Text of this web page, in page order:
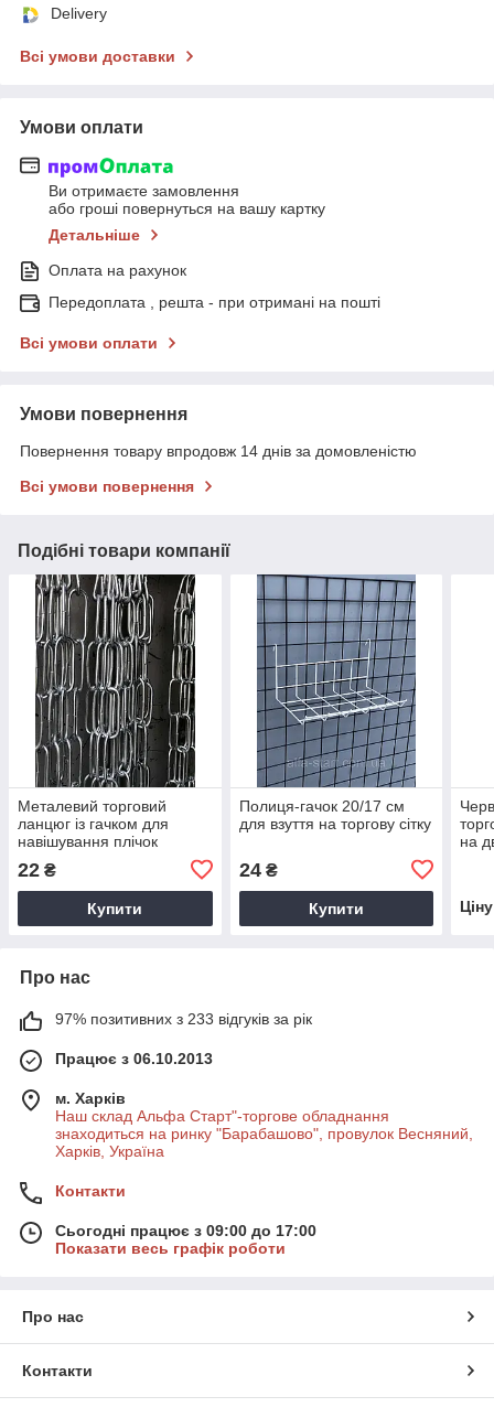
Delivery
Всі умови доставки
Умови оплати
Ви отримаєте замовлення
або гроші повернуться на вашу картку
Детальніше
Оплата на рахунок
Передоплата , решта - при отримані на пошті
Всі умови оплати
Умови повернення
Повернення товару впродовж 14 днів за домовленістю
Всі умови повернення
Подібні товари компанії
Металевий торговий
ланцюг із гачком для
навішування плічок
22 ₴
Купити
Полиця-гачок 20/17 см
для взуття на торгову сітку
24₴
Купити
на
Про нас
97% позитивних з 233 відгуків за рік
Працює з 06.10.2013
м. Харків
Наш склад Альфа Старт"-торгове обладнання
знаходиться на ринку "Барабашово", провулок Весняний,
Харків, Україна
Контакти
Сьогодні працює з 09:00 до 17:00
Показати весь графік роботи
Про нас
Контакти